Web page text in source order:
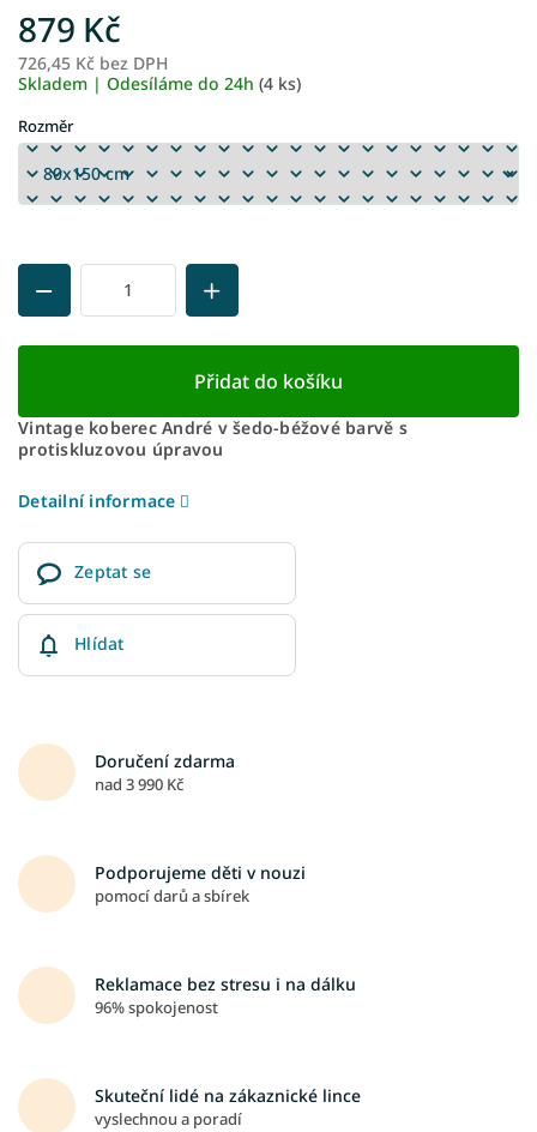
879 Kč
726,45 Kč bez DPH
Skladem | Odesíláme do 24h (4 ks)
Rozměr
Přidat do košíku
Vintage koberec André v šedo-béžové barvě s
protiskluzovou úpravou
Detailní informace
Zeptat se
Hlídat
Doručení zdarma
nad 3 990 Kč
Podporujeme děti v nouzi
pomocí darů a sbírek
Reklamace bez stresu i na dálku
96% spokojenost
Skuteční lidé na zákaznické lince
vyslechnou a poradí